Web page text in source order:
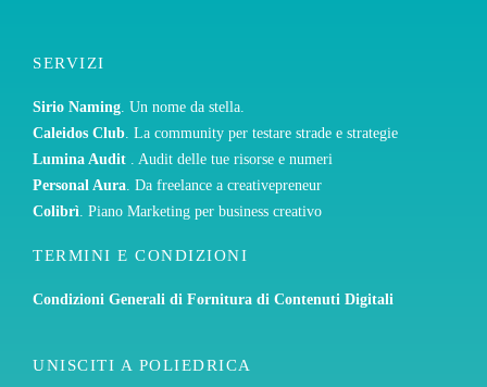
SERVIZI
Sirio Naming. Un nome da stella.
Caleidos Club. La community per testare strade e strategie
Lumina Audit . Audit delle tue risorse e numeri
Personal Aura. Da freelance a creativepreneur
Colibrì. Piano Marketing per business creativo
TERMINI E CONDIZIONI
Condizioni Generali di Fornitura di Contenuti Digitali
UNISCITI A POLIEDRICA